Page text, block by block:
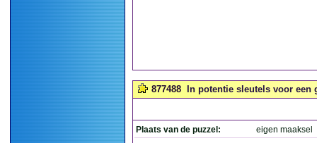
877488 In potentie sleutels voor een
Plaats van de puzzel:
eigen maaksel